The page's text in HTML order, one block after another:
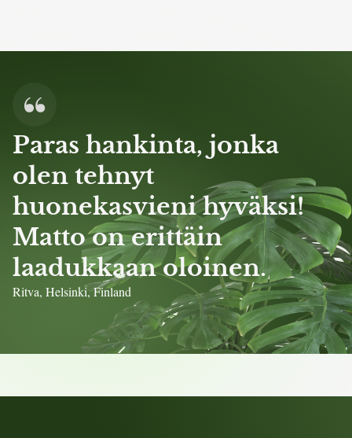
Paras hankinta, jonka
olen tehnyt
huonekasvieni hyväksi!
Matto on erittäin
laadukkaan oloinen.
Ritva, Helsinki, Finland